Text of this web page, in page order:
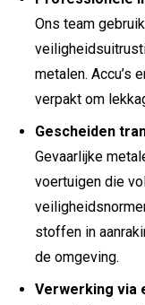
Ons team
metalen. Accu’s
verpakt om
Gescheiden
Gevaarlijke
voertuigen die
stoffen in
de omgeving.
Verwerking via